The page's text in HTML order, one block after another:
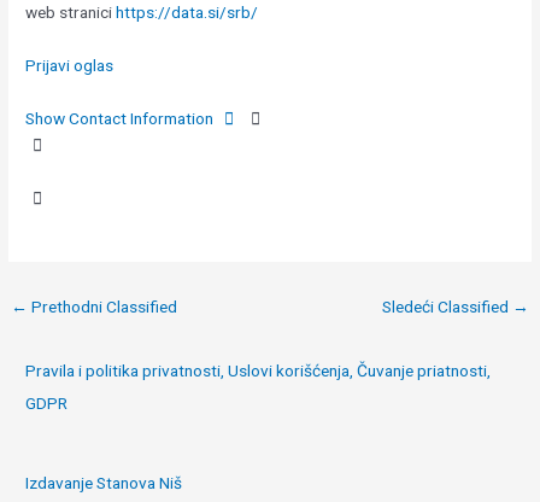
web stranicihttps://data.si/srb/
Prijavi oglas
Show Contact Information
Post
← Prethodni Classified Sledeći Classified →
Pravila i politika privatnosti, Uslovi korišćenja, Čuvanje priatnosti,
GDPR
Izdavanje Stanova Niš